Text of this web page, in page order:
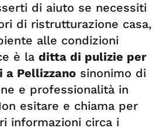
di aiuto se necessiti
di ristrutturazione casa,
alle condizioni
è la ditta di pulizie per
Pellizzano sinonimo di
e professionalità in
esitare e chiama per
informazioni circa i